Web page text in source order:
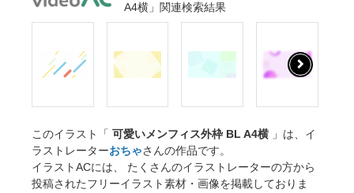
A4横」関連検索結果
このイラスト「 可愛いメンフィス外枠 BL A4横 」は、イ
ラストレーターおちゃさんの作品です。
イラストACには、 たくさんのイラストレーターの方から
投稿されたフリーイラスト素材・画像を掲載しておりま